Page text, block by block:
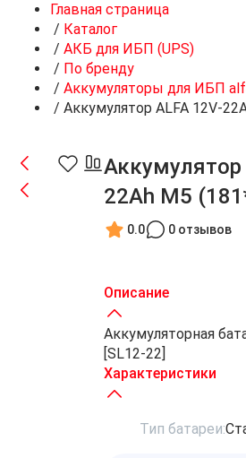
Главная страница
/ Каталог
/ АКБ для ИБП (UPS)
/ По бренду
/ Аккумуляторы для ИБП
/ Аккумулятор ALFA 12V-
Аккумулятор
22Ah M5
0.0 0 отзывов
Описание
Аккумуляторная
[SL12-22]
Характеристики
Тип батареи: